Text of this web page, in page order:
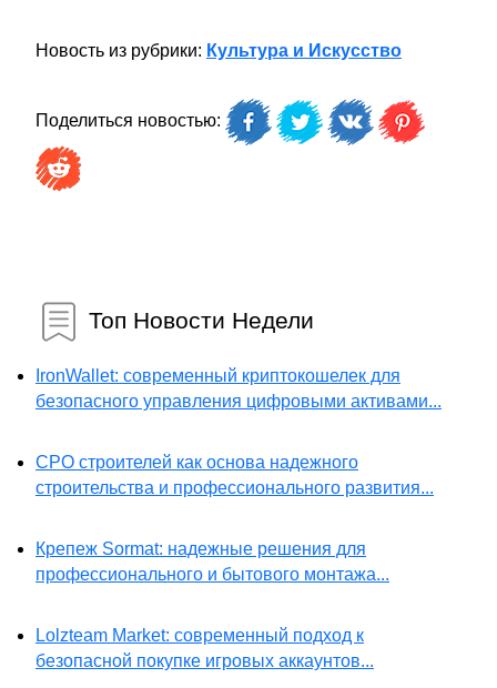
Новость из рубрики: Культура и Искусство
Поделиться новостью:
Топ Новости Недели
IronWallet: современный криптокошелек для
безопасного управления цифровыми активами...
СРО строителей как основа надежного
строительства и профессионального развития...
Крепеж Sormat: надежные решения для
профессионального и бытового монтажа...
Lolzteam Market: современный подход к
безопасной покупке игровых аккаунтов...